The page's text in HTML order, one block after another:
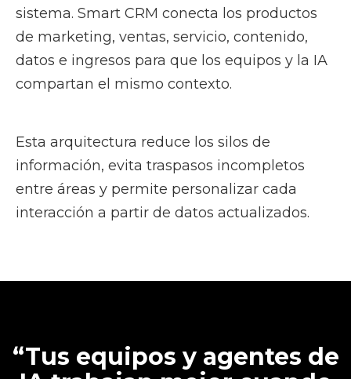
sistema. Smart CRM conecta los productos
de marketing, ventas, servicio, contenido,
datos e ingresos para que los equipos y la IA
compartan el mismo contexto.
Esta arquitectura reduce los silos de
información, evita traspasos incompletos
entre áreas y permite personalizar cada
interacción a partir de datos actualizados.
“Tus equipos y agentes de